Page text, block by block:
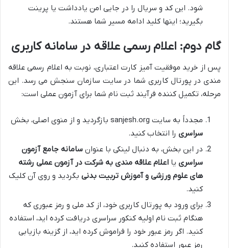
شود. این کد و سریال را در جایی امن یادداشت یا پرینت
بگیرید؛ اینها کلید ادامه مسیر شما هستند.
گام دوم: اعلام رسمی علاقه در سامانه کاربری
پس از خرید موفقیت آمیز کارت اعتباری، نوبت به اعلام رسمی علاقه
مندی در پورتال کاربری شما در سایت سازمان سنجش می رسد. این
مرحله، تکمیل کننده فرآیند ثبت نام شما برای آزمون عملی است:
مجدداً به سایت sanjesh.org بازگردید و از منوی اصلی، بخش
سراسری را انتخاب کنید.
در این بخش، به دنبال لینکی با عنوان سامانه جامع آزمون
سراسری یا اعلام علاقه مندی به شرکت در آزمون عملی رشته
های علوم ورزشی و آموزش تربیت بدنی بگردید و روی آن کلیک
کنید.
برای ورود به پورتال کاربری خود، از کد ملی و رمز عبوری که
هنگام ثبت نام اولیه کنکور سراسری دریافت کرده اید، استفاده
کنید. اگر رمز عبور خود را فراموش کرده اید، از گزینه بازیابی
رمز عبور استفاده کنید.